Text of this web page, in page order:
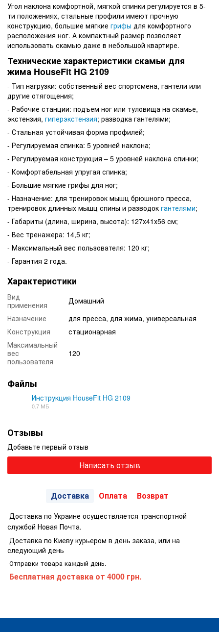
Угол наклона комфортной, мягкой спинки регулируется в 5-
ти положениях, стальные профили имеют прочную
конструкцию, большие мягкие грифы для комфортного
расположения ног. А компактный размер позволяет
использовать скамью даже в небольшой квартире.
Технические характеристики скамьи для
жима HouseFit HG 2109
- Тип нагрузки: собственный вес спортсмена, гантели или
другие отягощения;
- Рабочие станции: подъем ног или туловища на скамье,
экстензия, гиперэкстензия; разводка гантелями;
- Стальная устойчивая форма профилей;
- Регулируемая спинка: 5 уровней наклона;
- Регулируемая конструкция – 5 уровней наклона спинки;
- Комфортабельная упругая спинка;
- Большие мягкие грифы для ног;
- Назначение: для тренировок мышц брюшного пресса,
тренировок длинных мышц спины и разводок гантелями;
- Габариты (длина, ширина, высота): 127х41х56 см;
- Вес тренажера: 14,5 кг;
- Максимальный вес пользователя: 120 кг;
- Гарантия 2 года.
Характеристики
Вид
применения
Домашний
Назначение
для пресса, для жима, универсальная
Конструкция
стационарная
Максимальный
вес
пользователя
120
Файлы
Инструкция HouseFit HG 2109
0.7 МБ
Отзывы
Добавьте первый отзыв
Написать отзыв
Доставка Оплата Возврат
Доставка по Украине осуществляется транспортной
службой Новая Почта.
Доставка по Киеву курьером в день заказа, или на
следующий день
Отправки товара каждый день.
Бесплатная доставка от 4000 грн.